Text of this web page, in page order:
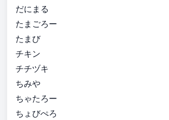
だにまる
たまごろー
たまび
チキン
チチヅキ
ちみや
ちゃたろー
ちょびぺろ